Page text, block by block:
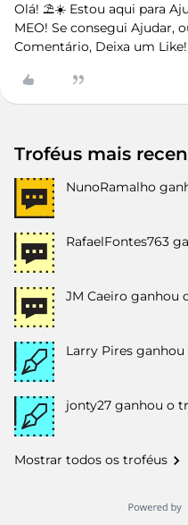
Olá! ⛱️☀️ Estou aqui para
MEO! Se consegui Ajudar,
Comentário, Deixa um
Troféus mais
NunoRamalho
RafaelFontes763
JM Caeiro ganhou
Larry Pires ganhou
jonty27 ganhou o
Mostrar todos os troféus